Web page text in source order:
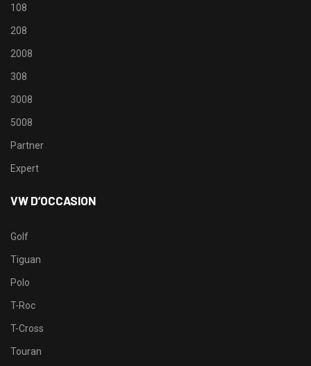
108
208
2008
308
3008
5008
Partner
Expert
VW D’OCCASION
Golf
Tiguan
Polo
T-Roc
T-Cross
Touran